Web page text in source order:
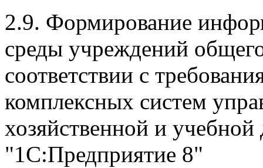
2.9. Формирование
среды учреждений
соответствии с
комплексных систем
хозяйственной и
"1С:Предприятие 8"